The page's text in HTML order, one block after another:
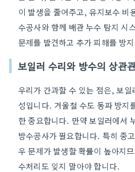
이 발생을 줄여주고, 유지보수 비
수공사와 함께 배관 누수 탐지 시
문제를 발견하고 추가 피해를 방
보일러 수리와 방수의 상관
우리가 간과할 수 있는 점은, 보
성입니다. 겨울철 수도 동파 방지
한 중요합니다. 만약 보일러에서
방수공사가 필요합니다. 특히 중
우 문제가 발생할 확률이 높아지
수처리도 잊지 말아야 합니다.